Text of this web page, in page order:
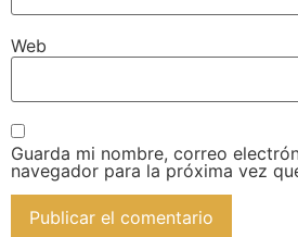
Web
Guarda mi nombre, correo
navegador para la próxima vez